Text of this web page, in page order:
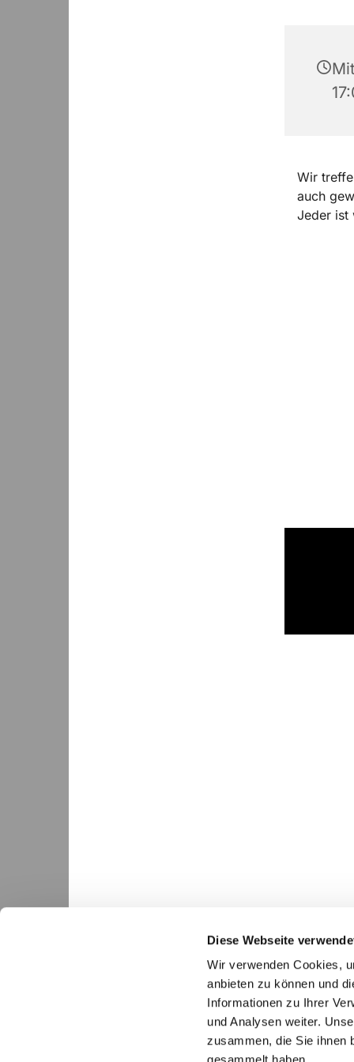
Diese Webseite
Wir verwenden Cookies,
anbieten zu können und
Informationen zu Ihrer
und Analysen weiter.
zusammen, die Sie ihnen
Wir
auch
Jeder ist
Ev.-luth.